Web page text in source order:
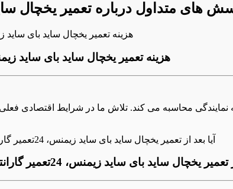
است آب به داخل فریزر نفوذ کند و باعث خرابی دستگاه
های متداول درباره تعمیر یخچال
هزینه تعمیر یخچال ساید بای ساید
کار تعیین می شود، 24تعمیر هزینه ها را براساس تعرفه نمایندگی محاسبه می کند. تلاش ما در
یخچال ساید بای ساید زیمنس، 24تعمیر گارانتی هم به مشتری میدهد؟